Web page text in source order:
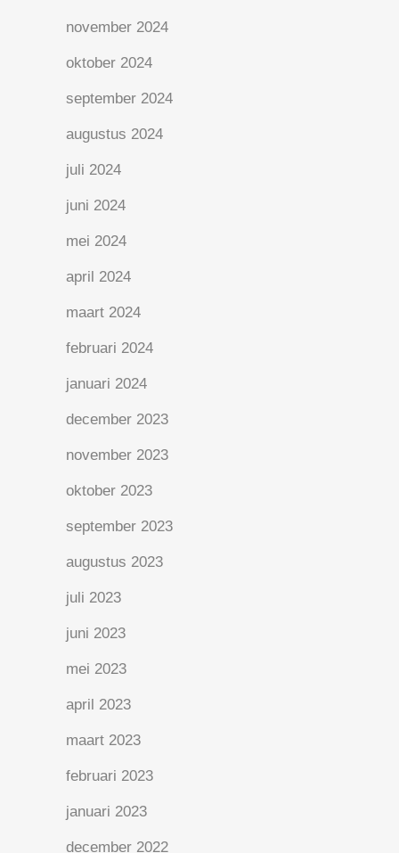
november 2024
oktober 2024
september 2024
augustus 2024
juli 2024
juni 2024
mei 2024
april 2024
maart 2024
februari 2024
januari 2024
december 2023
november 2023
oktober 2023
september 2023
augustus 2023
juli 2023
juni 2023
mei 2023
april 2023
maart 2023
februari 2023
januari 2023
december 2022